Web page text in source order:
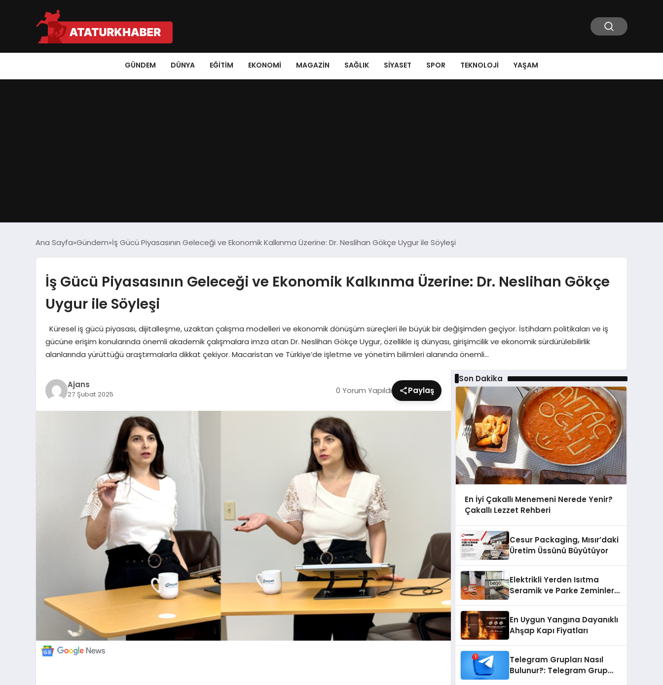
GÜNDEM DÜNYA EĞITIM EKONOMI MAGAZIN SAĞLIK SIYASET SPOR TEKNOLOJI YAŞAM
Ana Sayfa Gündem İş Gücü Piyasasının Geleceği ve Ekonomik Kalkınma Üzerine: Dr. Neslihan Gökçe Uygur ile Söyleşi
İş Gücü Piyasasının Geleceği ve Ekonomik Kalkınma Üzerine: Dr. Neslihan Gökçe
Uygur ile Söyleşi
Küresel iş gücü piyasası, dijitalleşme, uzaktan çalışma modelleri ve ekonomik dönüşüm süreçleri ile büyük bir değişimden geçiyor. İstihdam politikaları ve iş
gücüne erişim konularında önemli akademik çalışmalara imza atan Dr. Neslihan Gökçe Uygur, özellikle iş dünyası, girişimcilik ve ekonomik sürdürülebilirlik
alanlarında yürüttüğü araştırmalarla dikkat çekiyor. Macaristan ve Türkiye’de işletme ve yönetim bilimleri alanında önemli…
Ajans
27 Şubat 2025 0 Yorum Yapıldı Paylaş
Son Dakika
En İyi Çakallı Menemeni Nerede Yenir?
Çakallı Lezzet Rehberi
Cesur Packaging, Mısır’daki
Üretim Üssünü Büyütüyor
Elektrikli Yerden Isıtma
Seramik ve Parke Zeminler
En Uygun Yangına Dayanıklı
Ahşap Kapı Fiyatları
Telegram Grupları Nasıl
Bulunur?: Telegram Grup